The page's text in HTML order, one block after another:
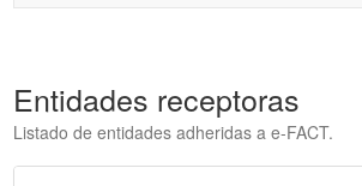
Entidades receptoras
Listado de entidades adheridas a e-FACT.